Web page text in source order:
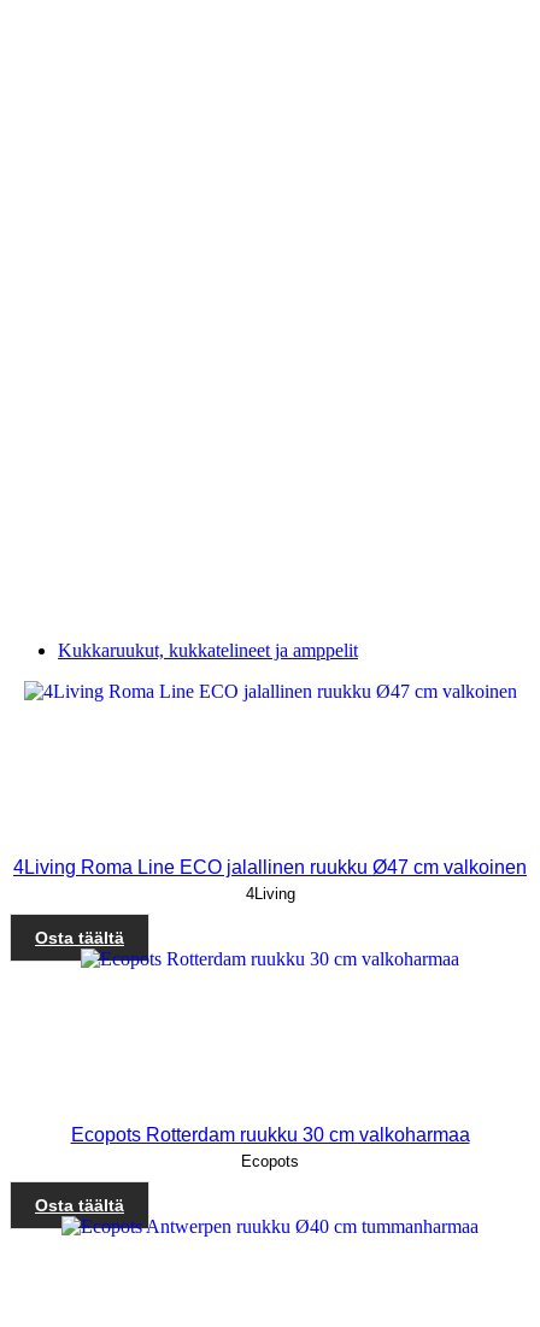
Kukkaruukut, kukkatelineet ja amppelit
4Living Roma Line ECO jalallinen ruukku Ø47 cm valkoinen
4Living
Osta täältä
Ecopots Rotterdam ruukku 30 cm valkoharmaa
Ecopots
Osta täältä